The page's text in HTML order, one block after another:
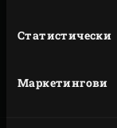
Статистически
Маркетингови